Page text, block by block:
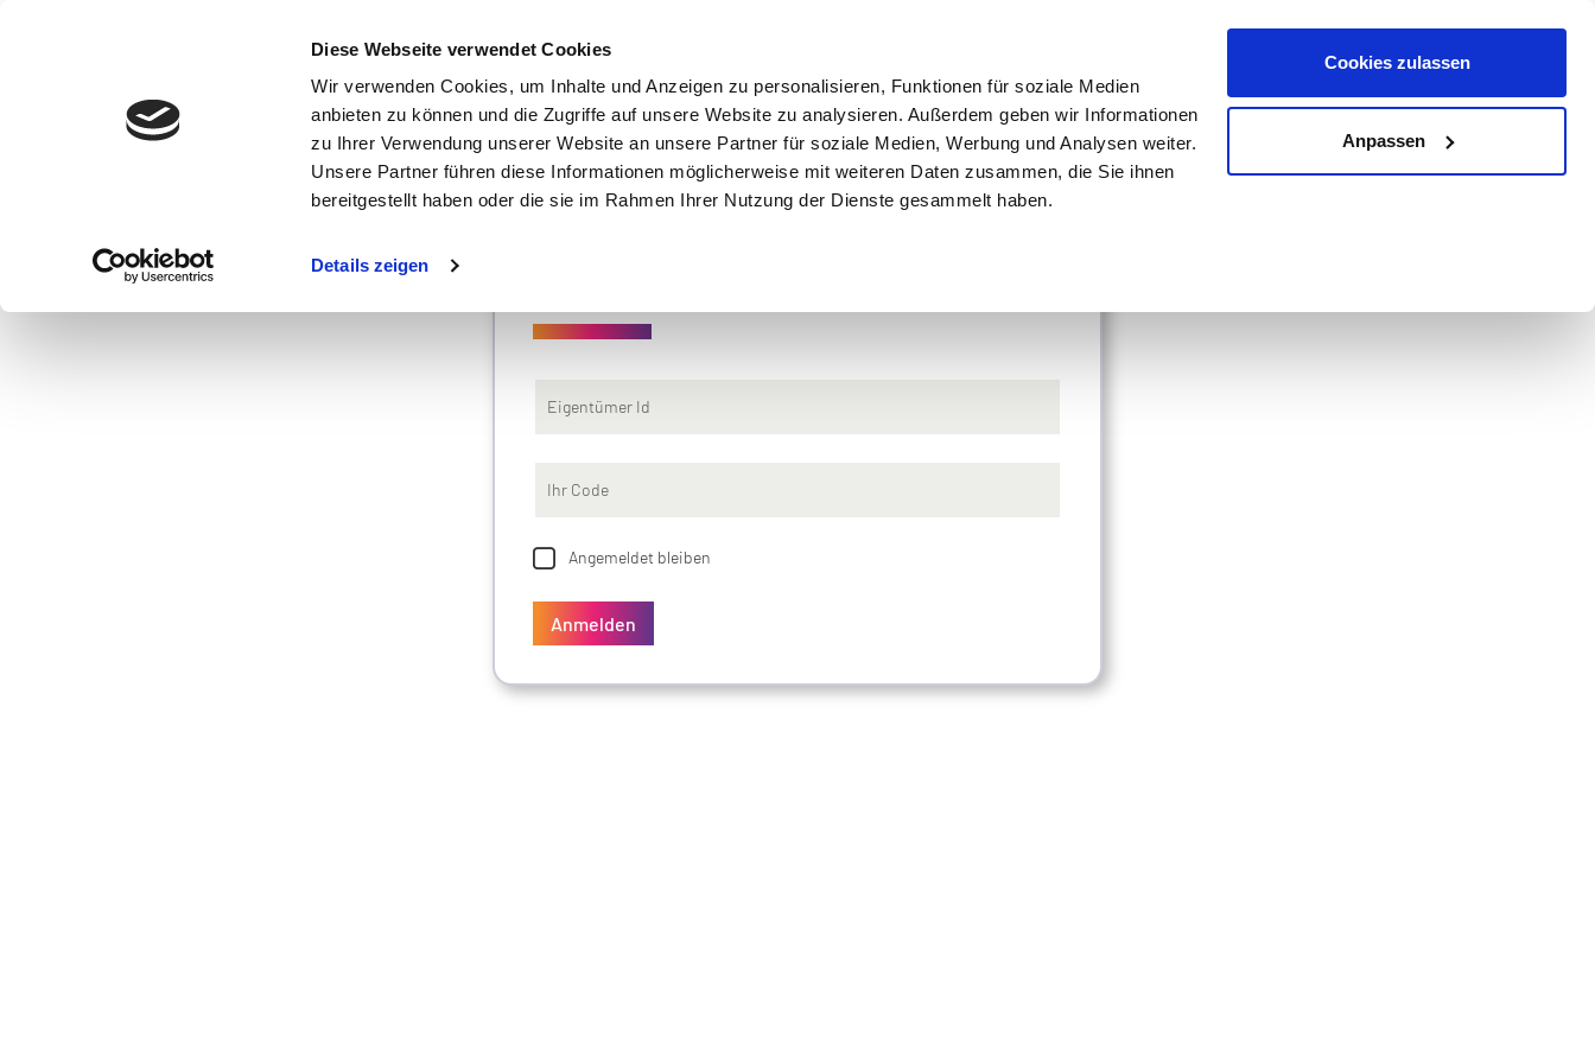
Diese Webseite verwendet Cookies
Wir verwenden Cookies, um Inhalte und Anzeigen zu personalisieren, Funktionen für soziale Medien
anbieten zu können und die Zugriffe auf unsere Website zu analysieren. Außerdem geben wir Informationen
zu Ihrer Verwendung unserer Website an unsere Partner für soziale Medien, Werbung und Analysen weiter.
Unsere Partner führen diese Informationen möglicherweise mit weiteren Daten zusammen, die Sie ihnen
bereitgestellt haben oder die sie im Rahmen Ihrer Nutzung der Dienste gesammelt haben.
Details zeigen
Cookies zulassen
Anpassen
Analysen Bauantrag Unternehmen
Anmelden Registrieren
Eigentümer Id
Ihr Code
Angemeldet bleiben
Anmelden